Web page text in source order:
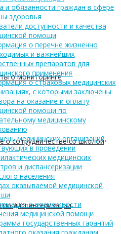
о мониторинге
о сотрудничестве со школой
диспансеризации
и обязанности граждан в сфере
здоровья
доступности и качества
помощи
о перечне жизненно
и важнейших
препаратов для
применения
о страховых медицинских
с которыми заключены
на оказание и оплату
помощи по
медицинскому
медицинских организаций,
в проведении
медицинских
и диспансеризации
населения
оказываемой медицинской
о возможности
медицинской помощи
государственных гарантий